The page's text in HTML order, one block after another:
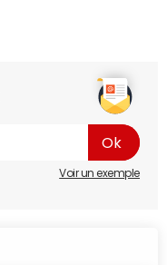
Voir un exemple